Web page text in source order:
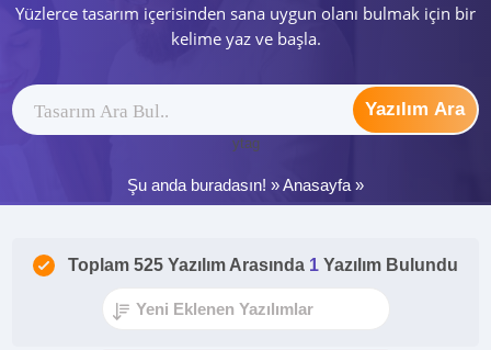
Yüzlerce tasarım içerisinden sana uygun olanı bulmak için bir
kelime yaz ve başla.
Yazılım Ara
ytag
Şu anda buradasın! »Anasayfa »
Toplam 525 Yazılım Arasında 1 Yazılım Bulundu